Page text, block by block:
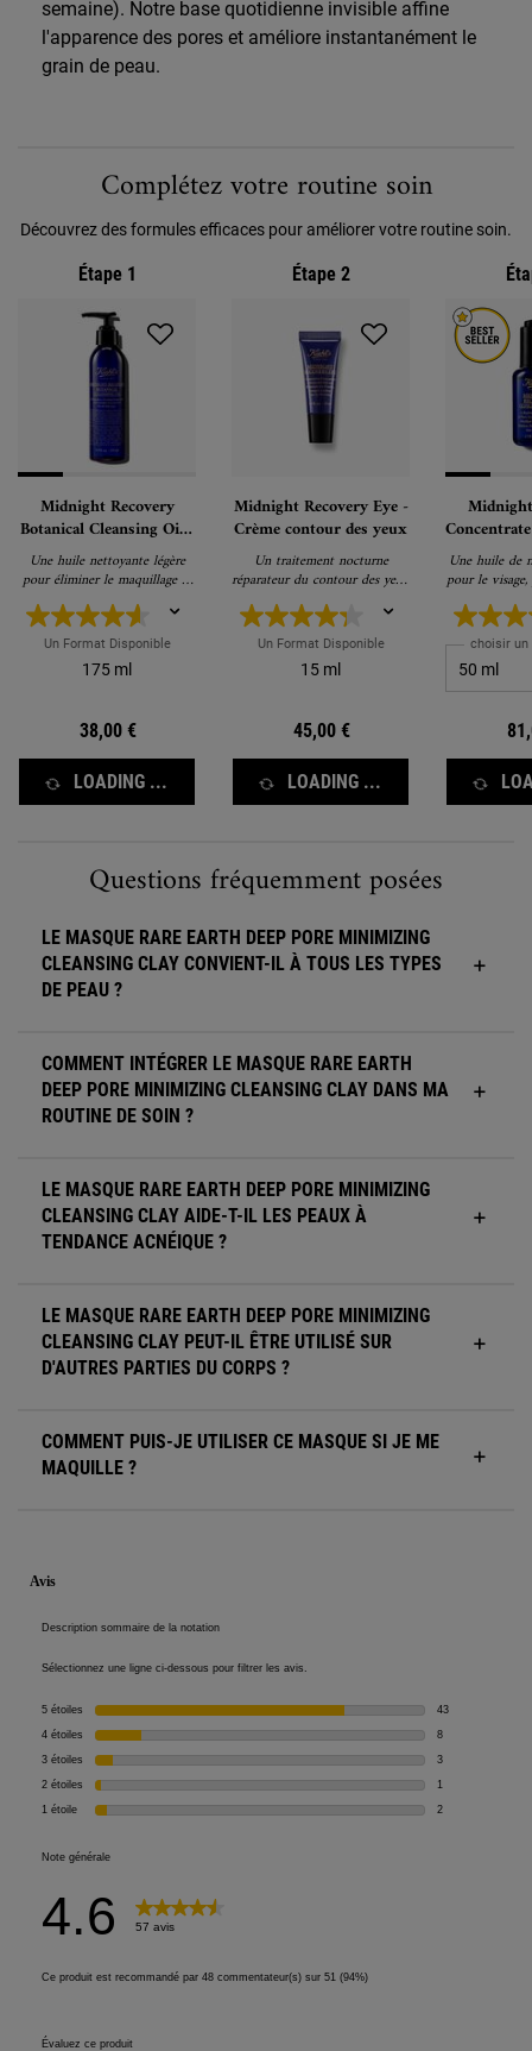
semaine). Notre base quotidienne invisible affine
l'apparence des pores et améliore instantanément le
grain de peau.
Complétez votre routine soin
Découvrez des formules efficaces pour améliorer votre routine soin.
Étape 1
Midnight Recovery
Botanical Cleansing Oil -
Démaquillant
Une huile nettoyante légère
pour éliminer le maquillage et
les impuretés
Un Format Disponible
175 ml
38,00 €
LOADING ...
Étape 2
Midnight Recovery Eye -
Crème contour des yeux
Un traitement nocturne
réparateur du contour des yeux
pour une apparence plus
fraîche et plus jeune le
lendemain matin.
Un Format Disponible
15 ml
45,00 €
LOADING ...
le
Une huile de
pour le
avec une
choisir
Questions fréquemment posées
LE MASQUE RARE EARTH DEEP PORE MINIMIZING
CLEANSING CLAY CONVIENT-IL À TOUS LES TYPES
DE PEAU ?
COMMENT INTÉGRER LE MASQUE RARE EARTH
DEEP PORE MINIMIZING CLEANSING CLAY DANS MA
ROUTINE DE SOIN ?
LE MASQUE RARE EARTH DEEP PORE MINIMIZING
CLEANSING CLAY AIDE-T-IL LES PEAUX À
TENDANCE ACNÉIQUE ?
LE MASQUE RARE EARTH DEEP PORE MINIMIZING
CLEANSING CLAY PEUT-IL ÊTRE UTILISÉ SUR
D'AUTRES PARTIES DU CORPS ?
COMMENT PUIS-JE UTILISER CE MASQUE SI JE ME
MAQUILLE ?